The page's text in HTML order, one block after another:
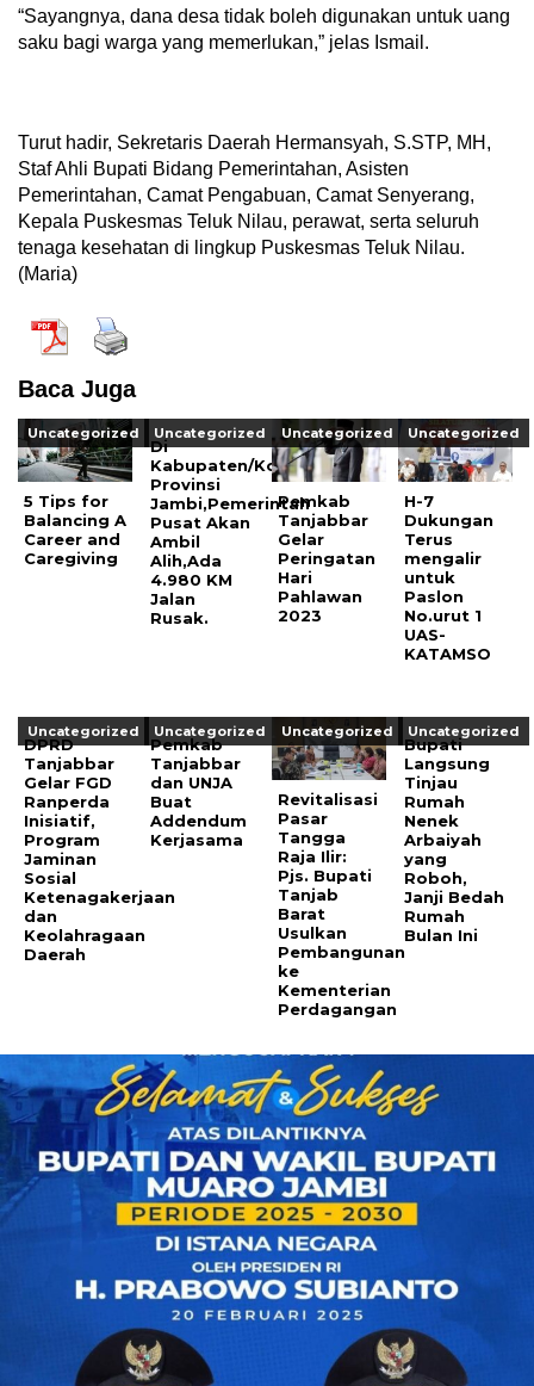
“Sayangnya, dana desa tidak boleh digunakan untuk uang
saku bagi warga yang memerlukan,” jelas Ismail.
Turut hadir, Sekretaris Daerah Hermansyah, S.STP, MH,
Staf Ahli Bupati Bidang Pemerintahan, Asisten
Pemerintahan, Camat Pengabuan, Camat Senyerang,
Kepala Puskesmas Teluk Nilau, perawat, serta seluruh
tenaga kesehatan di lingkup Puskesmas Teluk Nilau.
(Maria)
Baca Juga
Uncategorized
5 Tips for
Balancing A
Career and
Caregiving
Uncategorized
Di
Kabupaten/Kota
Provinsi
Jambi,Pemerintah
Pusat Akan
Ambil
Alih,Ada
4.980 KM
Jalan
Rusak.
Uncategorized
Pemkab
Tanjabbar
Gelar
Peringatan
Hari
Pahlawan
2023
Uncategorized
H-7
Dukungan
Terus
mengalir
untuk
Paslon
No.urut 1
UAS-
KATAMSO
Uncategorized
DPRD
Tanjabbar
Gelar FGD
Ranperda
Inisiatif,
Program
Jaminan
Sosial
Ketenagakerjaan
dan
Keolahragaan
Daerah
Uncategorized
Pemkab
Tanjabbar
dan UNJA
Buat
Addendum
Kerjasama
Uncategorized
Revitalisasi
Pasar
Tangga
Raja Ilir:
Pjs. Bupati
Tanjab
Barat
Usulkan
Pembangunan
ke
Kementerian
Perdagangan
Uncategorized
Bupati
Langsung
Tinjau
Rumah
Nenek
Arbaiyah
yang
Roboh,
Janji Bedah
Rumah
Bulan Ini